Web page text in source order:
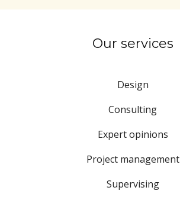
Our services
Design
Consulting
Expert opinions
Project management
Supervising